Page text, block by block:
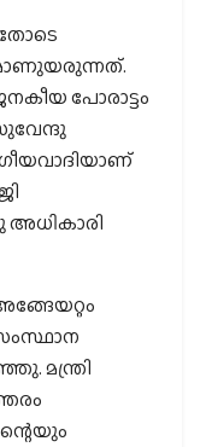
പോരാട്ടം
മന്ത്രി